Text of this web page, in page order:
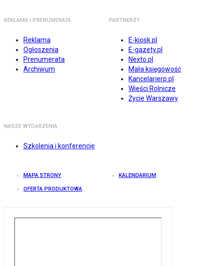
REKLAMA I PRENUMERATA
Reklama
Ogłoszenia
Prenumerata
Archiwum
PARTNERZY
E-kiosk.pl
E-gazety.pl
Nexto.pl
Mała księgowość
Kancelarierp.pl
Wieści Rolnicze
Życie Warszawy
NASZE WYDARZENIA
Szkolenia i konferencje
MAPA STRONY KALENDARIUM
OFERTA PRODUKTOWA